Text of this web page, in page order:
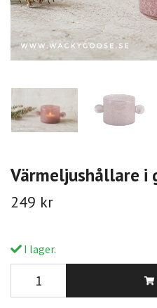
Värmeljushållare i
249 kr
I lager.